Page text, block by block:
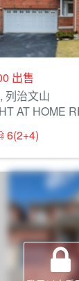
出售
列治文山
AT HOME
6(2+4)